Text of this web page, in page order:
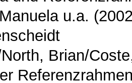
u.a.
Brian/